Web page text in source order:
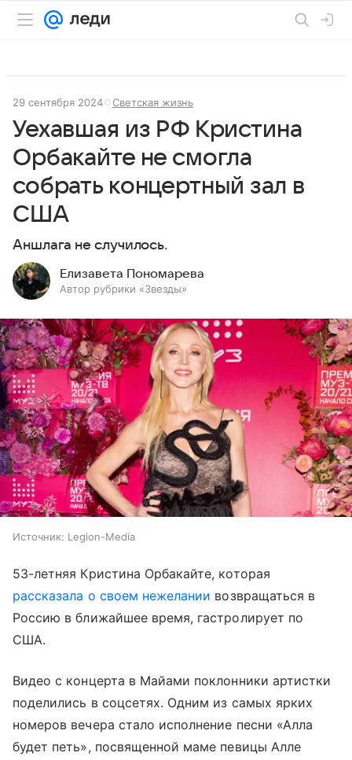
29 сентября 2024 Светская жизнь
Уехавшая из РФ Кристина
Орбакайте не смогла
собрать концертный зал в
США
Аншлага не случилось.
Елизавета Пономарева
Автор рубрики «Звезды»
Источник: Legion-Media
53-летняя Кристина Орбакайте, которая
рассказала о своем нежелании возвращаться в
Россию в ближайшее время, гастролирует по
США.
Видео с концерта в Майами поклонники артистки
поделились в соцсетях. Одним из самых ярких
номеров вечера стало исполнение песни «Алла
будет петь», посвященной маме певицы Алле